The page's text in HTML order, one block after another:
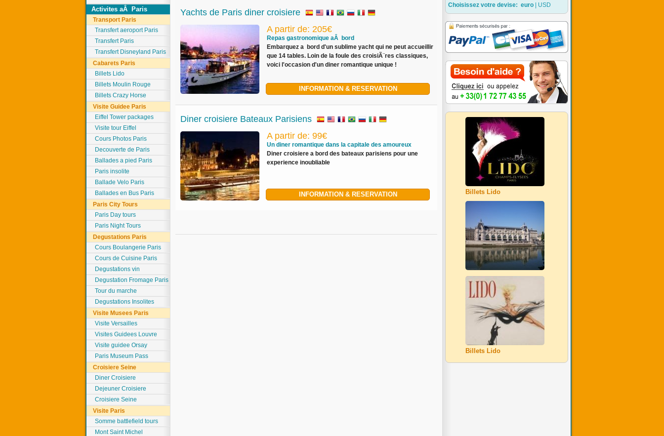
Activites aÂ Paris
Transport Paris
Transfert aeroport Paris
Transfert Paris
Transfert Disneyland Paris
Cabarets Paris
Billets Lido
Billets Moulin Rouge
Billets Crazy Horse
Visite Guidee Paris
Eiffel Tower packages
Visite tour Eiffel
Cours Photos Paris
Decouverte de Paris
Ballades a pied Paris
Paris insolite
Ballade Velo Paris
Ballades en Bus Paris
Paris City Tours
Paris Day tours
Paris Night Tours
Degustations Paris
Cours Boulangerie Paris
Cours de Cuisine Paris
Degustations vin
Degustation Fromage Paris
Tour du marche
Degustations Insolites
Visite Musees Paris
Visite Versailles
Visites Guidees Louvre
Visite guidee Orsay
Paris Museum Pass
Croisiere Seine
Diner Croisiere
Dejeuner Croisiere
Croisiere Seine
Visite Paris
Somme battlefield tours
Mont Saint Michel
Yachts de Paris diner croisiere
A partir de: 205€
Repas gastronomique aÂ bord
Embarquez a bord d'un sublime yacht qui ne peut accueillir
que 14 tables. Loin de la foule des croisiÃ¨res classiques,
voici l'occasion d'un diner romantique unique !
INFORMATION & RESERVATION
Diner croisiere Bateaux Parisiens
A partir de: 99€
Un diner romantique dans la capitale des amoureux
Diner croisiere a bord des bateaux parisiens pour une
experience inoubliable
INFORMATION & RESERVATION
Choisissez votre devise: euro USD
Billets Lido
Billets Lido